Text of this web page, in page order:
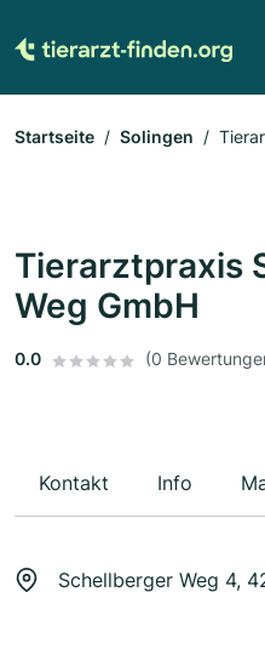
Startseite Solingen
Tierarztpraxis
Weg GmbH
0.0 (0
Kontakt Info
Schellberger Weg 4,